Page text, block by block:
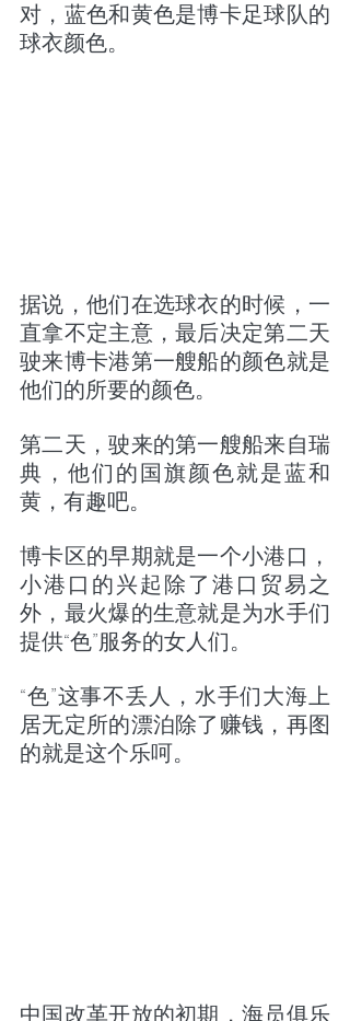
对，蓝色和黄色是博卡足球队的
球衣颜色。
据说，他们在选球衣的时候，一
直拿不定主意，最后决定第二天
驶来博卡港第一艘船的颜色就是
他们的所要的颜色。
第二天，驶来的第一艘船来自瑞
典，他们的国旗颜色就是蓝和
黄，有趣吧。
博卡区的早期就是一个小港口，
小港口的兴起除了港口贸易之
外，最火爆的生意就是为水手们
提供“色”服务的女人们。
“色”这事不丢人，水手们大海上
居无定所的漂泊除了赚钱，再图
的就是这个乐呵。
中国改革开放的初期，海员俱乐